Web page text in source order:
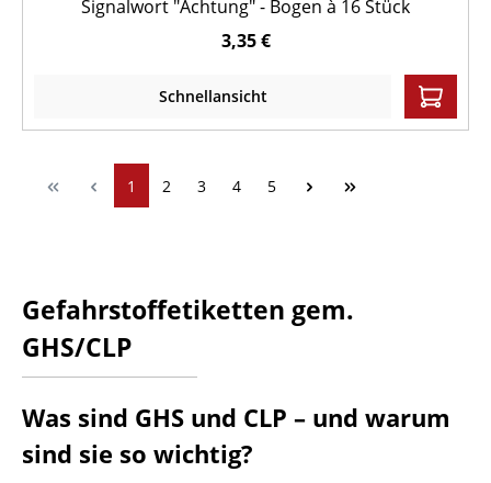
Signalwort "Achtung" - Bogen à 16 Stück
3,35 €
Schnellansicht
1 2 3 4 5
Gefahrstoffetiketten gem.
GHS/CLP
Was sind GHS und CLP – und warum
sind sie so wichtig?